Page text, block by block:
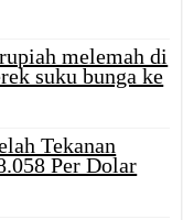
melemah di
suku bunga ke
Tekanan
Per Dolar